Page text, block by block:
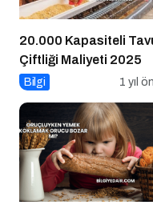
20.000 Kapasiteli
Çiftliği Maliyeti 2025
Bilgi 1 yıl